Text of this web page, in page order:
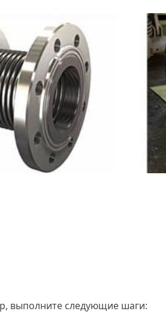
выполните следующие шаги: